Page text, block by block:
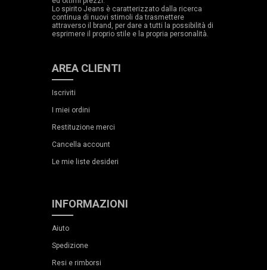
Lo spirito Jeans è caratterizzato dalla ricerca
continua di nuovi stimoli da trasmettere
attraverso il brand, per dare a tutti la possibilità di
esprimere il proprio stile e la propria personalità.
AREA CLIENTI
Iscriviti
I miei ordini
Restituzione merci
Cancella account
Le mie liste desideri
INFORMAZIONI
Aiuto
Spedizione
Resi e rimborsi